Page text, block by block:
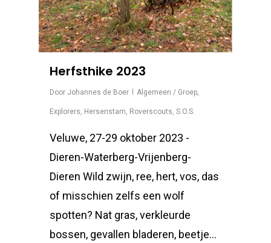
Herfsthike 2023
Door Johannes de Boer Algemeen / Groep
Explorers Hersenstam Roverscouts S.O.S.
Veluwe, 27-29 oktober 2023 -
Dieren-Waterberg-Vrijenberg-
Dieren Wild zwijn, ree, hert, vos, das
of misschien zelfs een wolf
spotten? Nat gras, verkleurde
bossen, gevallen bladeren, beetje...